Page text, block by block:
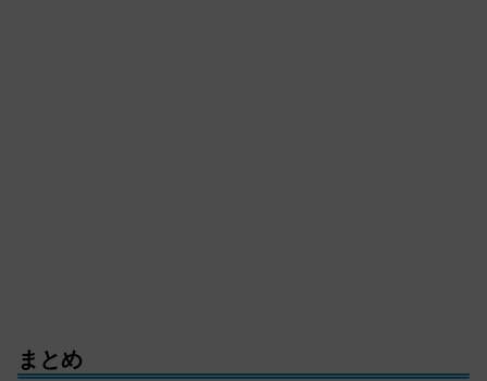
まとめ